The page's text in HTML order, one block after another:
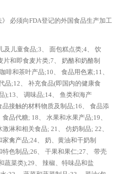
必须向FDA登记的外国食品生产加工
儿童食品;3、 面包糕点类;4、 饮
和即食麦片类;7、 奶酪和奶酪制
啡和茶叶产品;10、 食品用色素;11、
品;12、 补充食品(即国内的健康食
);13、 调味品;14、 鱼类和海产
接触的材料物质及制品;16、 食品添
品代糖; 18、 水果和水果产品;19、
淋和相关食品; 21、 仿奶制品; 22、
禽产品;24、 奶、黄油和干奶制
色制品;26、 干果和果仁;27、 带壳
蔬菜类);29、 辣椒、特味品和盐